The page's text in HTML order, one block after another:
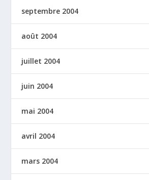
septembre 2004
août 2004
juillet 2004
juin 2004
mai 2004
avril 2004
mars 2004